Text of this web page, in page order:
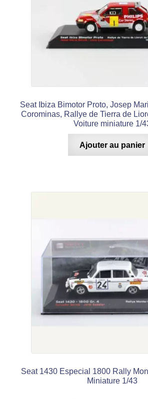
Seat Ibiza Bimotor Proto, Josep
Corominas, Rallye de Tierra de
Voiture miniature 1/
Ajouter au panier
Seat 1430 Especial 1800 Rally
Miniature 1/43